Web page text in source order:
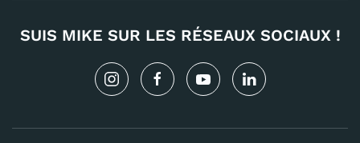
SUIS MIKE SUR LES RÉSEAUX SOCIAUX !